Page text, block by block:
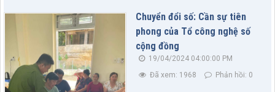
Chuyển đổi số: Cần sự tiên
phong của Tổ công nghệ số
cộng đồng
19/04/2024 04:00:00 PM
Đã xem: 1968
Phản hồi: 0